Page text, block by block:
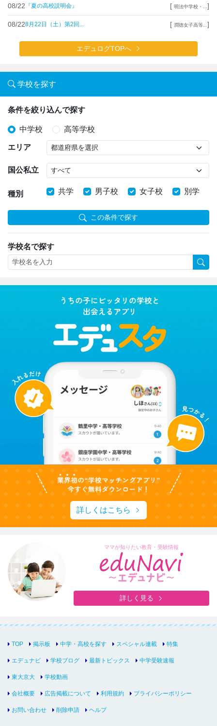
08/22 『夏の高校説明会』 [ 明法中学校・... ]
08/228月22日（土）第2回... [ 潤徳女子高等... ]
エデュログTOPへ
学校を探す
条件を絞り込んで探す
中学校 高等学校
エリア
国公私立
種別 共学 男子校 女子校 別学
この条件で探す
学校名で探す
詳しくはこちら
ママが知りたい教育・受験情報
詳しく見る
TOP 掲示板 中学・高校を探す スペシャル連載 特集
エデュナビ 学校ブログ 最新トピックス 中学受験速報
東大京大 学校動画
会社概要 広告掲載について 利用規約 プライバシーポリシー
お問い合わせ 削除申請 ヘルプ